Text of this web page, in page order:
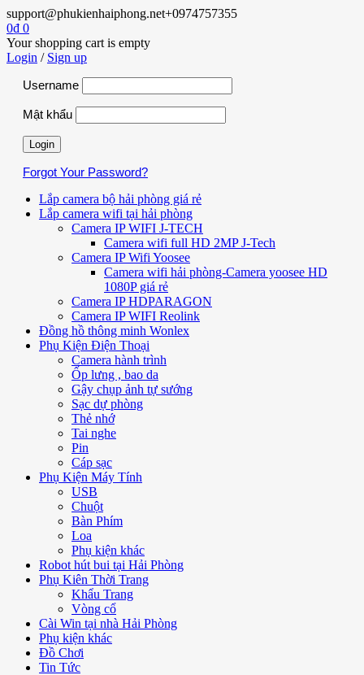
support@phukienhaiphong.net+0974757355
0₫ 0
Your shopping cart is empty
Login / Sign up
Username
Mật khẩu
Forgot Your Password?
Lắp camera bộ hải phòng giá rẻ
Lắp camera wifi tại hải phòng
Camera IP WIFI J-TECH
Camera wifi full HD 2MP J-Tech
Camera IP Wifi Yoosee
Camera wifi hải phòng-Camera yoosee HD
1080P giá rẻ
Camera IP HDPARAGON
Camera IP WIFI Reolink
Đồng hồ thông minh Wonlex
Phụ Kiện Điện Thoại
Camera hành trình
Ốp lưng , bao da
Gậy chụp ảnh tự sướng
Sạc dự phòng
Thẻ nhớ
Tai nghe
Pin
Cáp sạc
Phụ Kiện Máy Tính
USB
Chuột
Bàn Phím
Loa
Phụ kiện khác
Robot hút bui tại Hải Phòng
Phụ Kiên Thời Trang
Khẩu Trang
Vòng cổ
Cài Win tại nhà Hải Phòng
Phụ kiện khác
Đồ Chơi
Tin Tức